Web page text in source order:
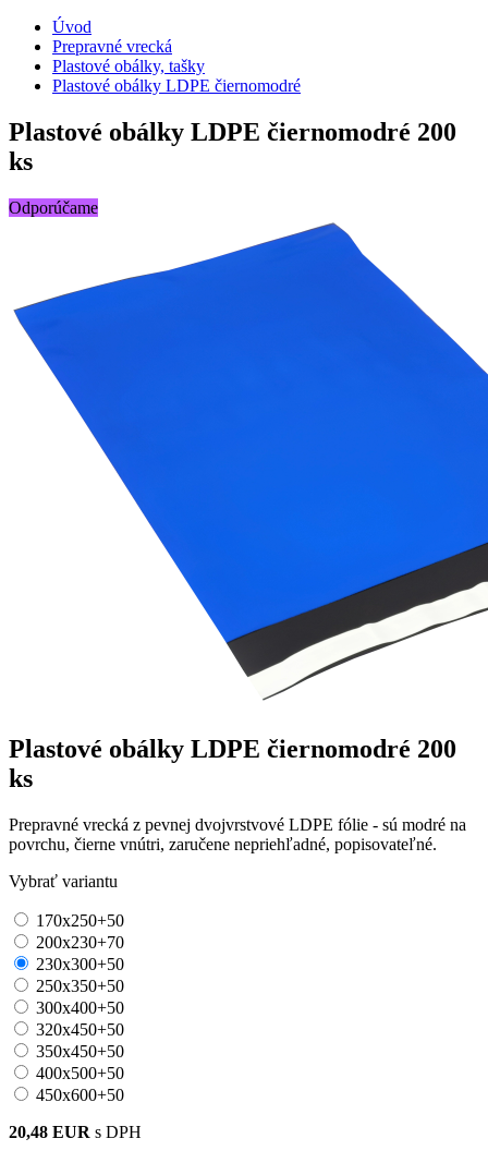
Úvod
Prepravné vrecká
Plastové obálky, tašky
Plastové obálky LDPE čiernomodré
Plastové obálky LDPE čiernomodré 200
ks
Odporúčame
Plastové obálky LDPE čiernomodré 200
ks
Prepravné vrecká z pevnej dvojvrstvové LDPE fólie - sú modré na
povrchu, čierne vnútri, zaručene nepriehľadné, popisovateľné.
Vybrať variantu
170x250+50
200x230+70
230x300+50
250x350+50
300x400+50
320x450+50
350x450+50
400x500+50
450x600+50
20,48 EUR s DPH